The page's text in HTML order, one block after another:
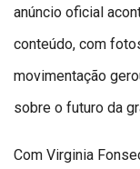
anúncio oficial
conteúdo, com
movimentação
sobre o futuro da
Com Virginia